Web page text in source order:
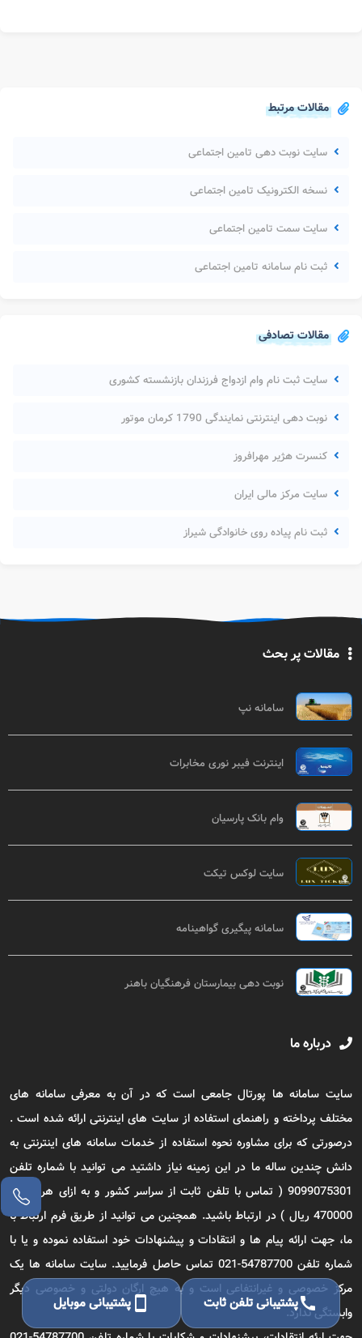
مقالات مرتبط
سایت نوبت دهی تامین اجتماعی
نسخه الکترونیک تامین اجتماعی
سایت سمت تامین اجتماعی
ثبت نام سامانه تامین اجتماعی
مقالات تصادفی
سایت ثبت نام وام ازدواج فرزندان بازنشسته کشوری
نوبت دهی اینترنتی نمایندگی 1790 کرمان موتور
کنسرت هژیر مهرافروز
سایت مرکز مالی ایران
ثبت نام پیاده روی خانوادگی شیراز
مقالات پر بحث
سامانه نپ
اینترنت فیبر نوری مخابرات
وام بانک پارسیان
سایت لوکس تیکت
سامانه پیگیری گواهینامه
نوبت دهی بیمارستان فرهنگیان باهنر
درباره ما
سایت سامانه ها پورتال جامعی است که در آن به معرفی سامانه های
مختلف پرداخته و راهنمای استفاده از سایت های اینترنتی ارائه شده است .
درصورتی که برای مشاوره نحوه استفاده از خدمات سامانه های اینترنتی به
دانش چندین ساله ما در این زمینه نیاز داشتید می توانید با شماره تلفن
9099075301 ( تماس با تلفن ثابت از سراسر کشور و به ازای هر دقیقه
470000 ریال ) در ارتباط باشید. همچنین می توانید از طریق فرم ارتباط با
ما، جهت ارائه پیام ها و انتقادات و پیشنهادات خود استفاده نموده و یا با
شماره تلفن 54787700-021 تماس حاصل فرمایید. سایت سامانه ها یک
مرکز خصوصی و غیرانتفاعی است و به هیچ ارگان دولتی و خصوصی دیگر
وابستگی ندارد.
callپشتیبانی تلفن ثابت smartphoneپشتیبانی موبایل